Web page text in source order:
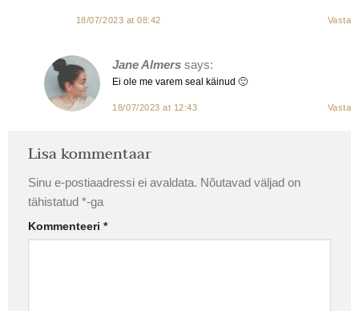
18/07/2023 at 08:42 Vasta
Jane Almers says:
Ei ole me varem seal käinud 🙂
18/07/2023 at 12:43 Vasta
Lisa kommentaar
Sinu e-postiaadressi ei avaldata. Nõutavad väljad on
tähistatud *-ga
Kommenteeri *